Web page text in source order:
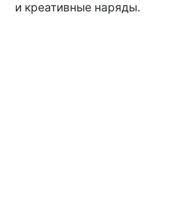
и креативные наряды.